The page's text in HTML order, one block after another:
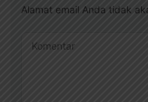
Alamat email Anda tidak
Komentar